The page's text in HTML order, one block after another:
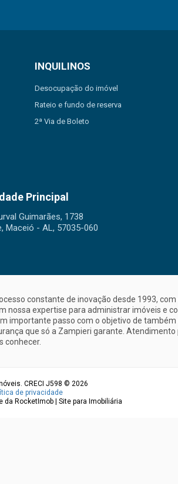
INQUILINOS
Desocupação do imóvel
Rateio e fundo de reserva
2ª Via de Boleto
Principal
Guimarães, 1738
Maceió - AL, 57035-060
constante de inovação desde 1993,
nossa expertise para administrar imóveis e
importante passo com o objetivo de
que só a Zampieri garante. Atendimento
conhecer.
CRECI J598 © 2026
de privacidade
da RocketImob | Site para Imobiliária